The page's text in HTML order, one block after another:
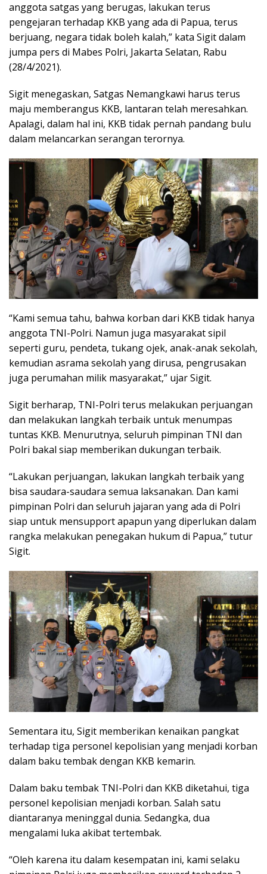
anggota satgas yang berugas, lakukan terus
pengejaran terhadap KKB yang ada di Papua, terus
berjuang, negara tidak boleh kalah,” kata Sigit dalam
jumpa pers di Mabes Polri, Jakarta Selatan, Rabu
(28/4/2021).
Sigit menegaskan, Satgas Nemangkawi harus terus
maju memberangus KKB, lantaran telah meresahkan.
Apalagi, dalam hal ini, KKB tidak pernah pandang bulu
dalam melancarkan serangan terornya.
“Kami semua tahu, bahwa korban dari KKB tidak hanya
anggota TNI-Polri. Namun juga masyarakat sipil
seperti guru, pendeta, tukang ojek, anak-anak sekolah,
kemudian asrama sekolah yang dirusa, pengrusakan
juga perumahan milik masyarakat,” ujar Sigit.
Sigit berharap, TNI-Polri terus melakukan perjuangan
dan melakukan langkah terbaik untuk menumpas
tuntas KKB. Menurutnya, seluruh pimpinan TNI dan
Polri bakal siap memberikan dukungan terbaik.
“Lakukan perjuangan, lakukan langkah terbaik yang
bisa saudara-saudara semua laksanakan. Dan kami
pimpinan Polri dan seluruh jajaran yang ada di Polri
siap untuk mensupport apapun yang diperlukan dalam
rangka melakukan penegakan hukum di Papua,” tutur
Sigit.
Sementara itu, Sigit memberikan kenaikan pangkat
terhadap tiga personel kepolisian yang menjadi korban
dalam baku tembak dengan KKB kemarin.
Dalam baku tembak TNI-Polri dan KKB diketahui, tiga
personel kepolisian menjadi korban. Salah satu
diantaranya meninggal dunia. Sedangka, dua
mengalami luka akibat tertembak.
“Oleh karena itu dalam kesempatan ini, kami selaku